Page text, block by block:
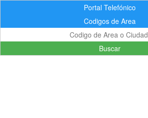
Portal Telefónico
Codigos de Area
Buscar